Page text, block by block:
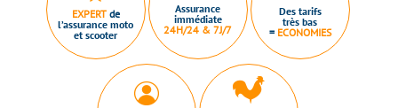
EXPERTde
l’assurance moto
et scooter
Assurance
immédiate
24H/24 & 7J/7
Des tarifs
très bas
= ECONOMIES